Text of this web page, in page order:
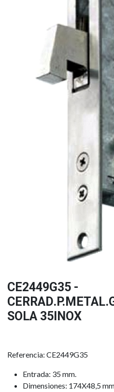
CE2449G35 -
SOLA 35INOX
Referencia: CE2449G35
Entrada: 35 mm.
Dimensiones: 174X48,5